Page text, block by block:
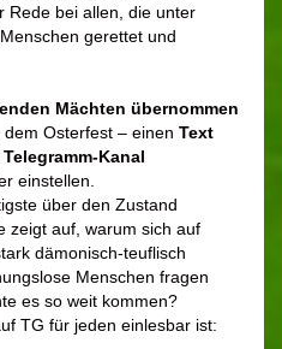
Rede bei allen, die unter
gerettet und
Mächten übernommen
Osterfest – einen Text
Kanal
einstellen.
über den Zustand
zeigt auf, warum sich auf
dämonisch-teuflisch
Menschen fragen
es so weit kommen?
TG für jeden einlesbar ist: